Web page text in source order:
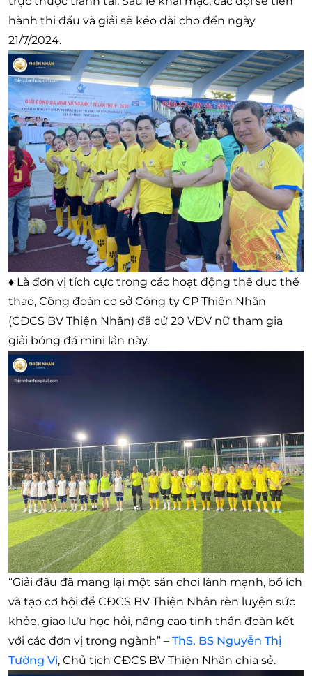
hành thi đấu và giải sẽ kéo dài cho đến ngày
21/7/2024.
♦ Là đơn vị tích cực trong các hoạt động thể dục thể
thao, Công đoàn cơ sở Công ty CP Thiện Nhân
(CĐCS BV Thiện Nhân) đã cử 20 VĐV nữ tham gia
giải bóng đá mini lần này.
“Giải đấu đã mang lại một sân chơi lành mạnh, bổ ích
và tạo cơ hội để CĐCS BV Thiện Nhân rèn luyện sức
khỏe, giao lưu học hỏi, nâng cao tinh thần đoàn kết
với các đơn vị trong ngành” – ThS. BS Nguyễn Thị
Tường Vi, Chủ tịch CĐCS BV Thiện Nhân chia sẻ.